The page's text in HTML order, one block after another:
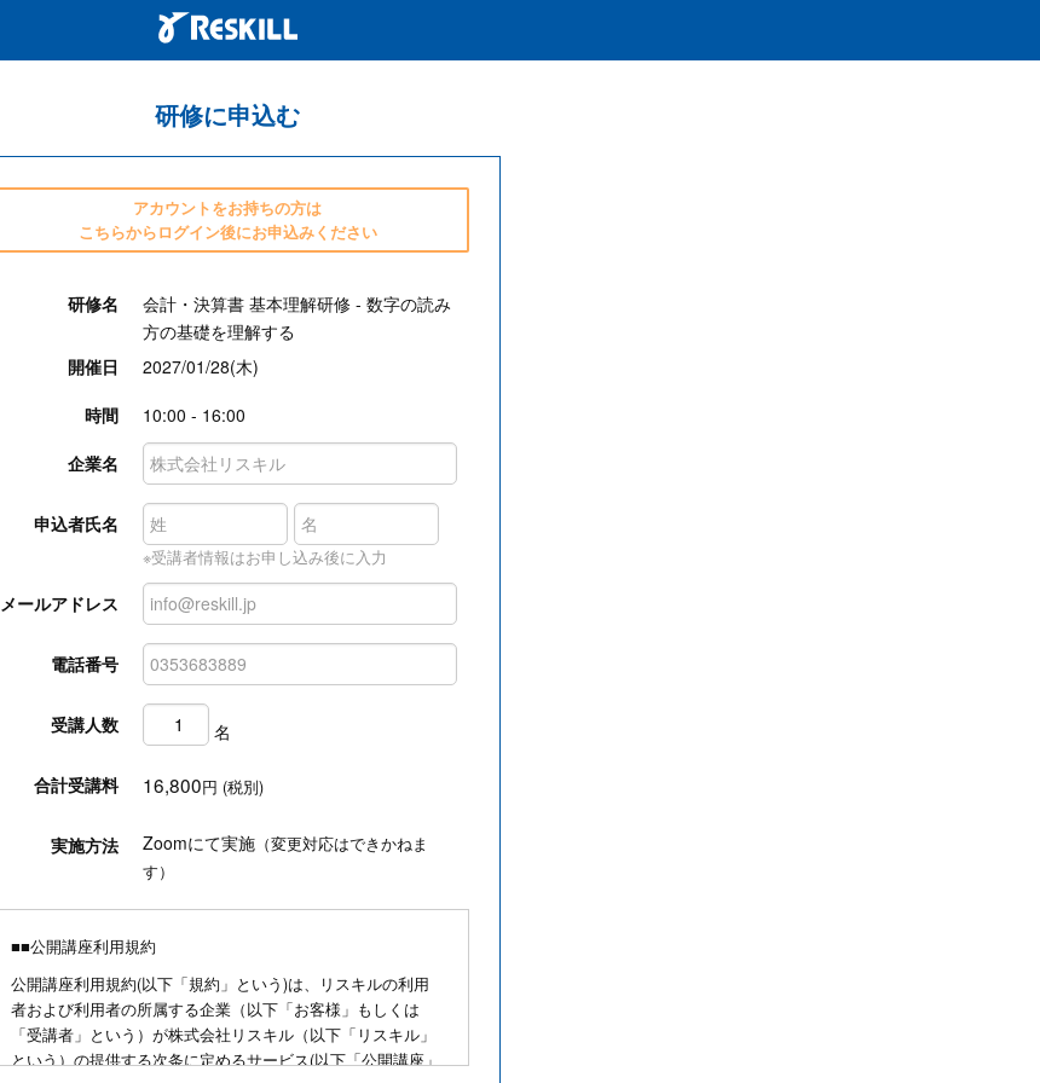
研修に申込む
アカウントをお持ちの方は
こちらからログイン後にお申込みください
研修名
会計・決算書 基本理解研修 - 数字の読み
方の基礎を理解する
開催日
2027/01/28(木)
時間
10:00 - 16:00
企業名
申込者氏名
※受講者情報はお申し込み後に入力
メールアドレス
電話番号
受講人数 名
合計受講料 16,800円 (税別)
実施方法 Zoomにて実施 （変更対応はできかねま
す）
■■公開講座利用規約
公開講座利用規約(以下「規約」という)は、リスキルの利用
者および利用者の所属する企業（以下「お客様」もしくは
「受講者」という）が株式会社リスキル（以下「リスキル」
という）の提供する次条に定めるサービス(以下「公開講座」